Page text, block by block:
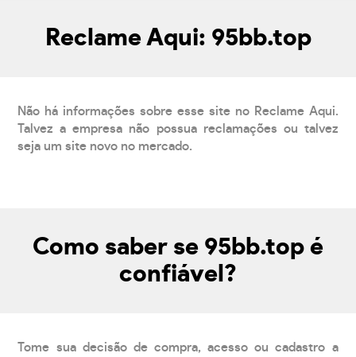
Reclame Aqui: 95bb.top
Não há informações sobre esse site no Reclame Aqui.
Talvez a empresa não possua reclamações ou talvez
seja um site novo no mercado.
Como saber se 95bb.top é
confiável?
Tome sua decisão de compra, acesso ou cadastro a